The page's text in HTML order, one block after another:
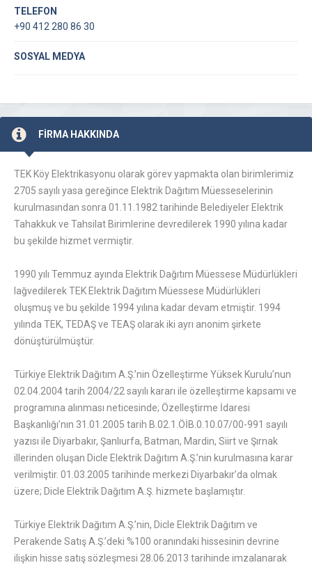
TELEFON
+90 412 280 86 30
SOSYAL MEDYA
FİRMA HAKKINDA
TEK Köy Elektrikasyonu olarak görev yapmakta olan birimlerimiz
2705 sayılı yasa gereğince Elektrik Dağıtım Müesseselerinin
kurulmasından sonra 01.11.1982 tarihinde Belediyeler Elektrik
Tahakkuk ve Tahsilat Birimlerine devredilerek 1990 yılına kadar
bu şekilde hizmet vermiştir.
1990 yılı Temmuz ayında Elektrik Dağıtım Müessese Müdürlükleri
lağvedilerek TEK Elektrik Dağıtım Müessese Müdürlükleri
oluşmuş ve bu şekilde 1994 yılına kadar devam etmiştir. 1994
yılında TEK, TEDAŞ ve TEAŞ olarak iki ayrı anonim şirkete
dönüştürülmüştür.
Türkiye Elektrik Dağıtım A.Ş.’nin Özelleştirme Yüksek Kurulu’nun
02.04.2004 tarih 2004/22 sayılı kararı ile özelleştirme kapsamı ve
programına alınması neticesinde; Özelleştirme İdaresi
Başkanlığı’nın 31.01.2005 tarih B.02.1.ÖİB.0.10.07/00-991 sayılı
yazısı ile Diyarbakır, Şanlıurfa, Batman, Mardin, Siirt ve Şırnak
illerinden oluşan Dicle Elektrik Dağıtım A.Ş.’nin kurulmasına karar
verilmiştir. 01.03.2005 tarihinde merkezi Diyarbakır’da olmak
üzere; Dicle Elektrik Dağıtım A.Ş. hizmete başlamıştır.
Türkiye Elektrik Dağıtım A.Ş.’nin, Dicle Elektrik Dağıtım ve
Perakende Satış A.Ş.’deki %100 oranındaki hissesinin devrine
ilişkin hisse satış sözleşmesi 28.06.2013 tarihinde imzalanarak